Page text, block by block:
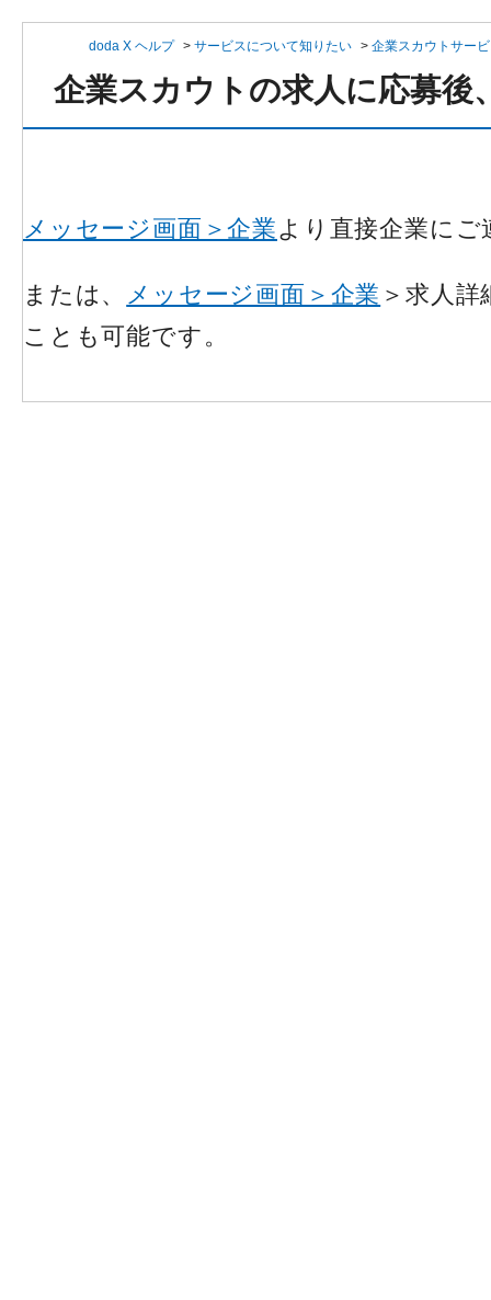
doda X ヘルプ > サービスについて知りたい > 企業スカウトサー
企業スカウトの求人に応募
メッセージ画面＞企業より直接企業に
または、 メッセージ画面＞企業 ＞求人
ことも可能です。